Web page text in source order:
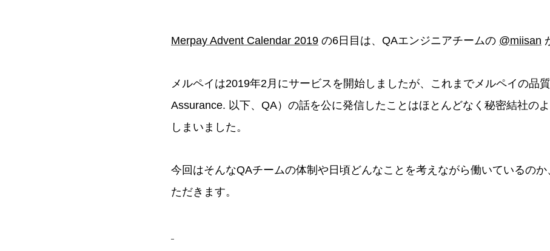
Merpay Advent Calendar 2019 の6日目は、QAエンジニアチームの @miisan
メルペイは2019年2月にサービスを開始しましたが、これまでメルペイの品
Assurance. 以下、QA）の話を公に発信したことはほとんどなく秘密結社の
しまいました。
今回はそんなQAチームの体制や日頃どんなことを考えながら働いているの
ただきます。